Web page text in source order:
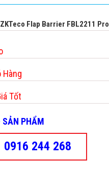
Flap Barrier FBL2211 Pro
Hàng
Tốt
PHẨM
0916 244 268